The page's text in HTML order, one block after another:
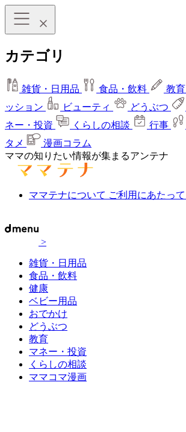
カテゴリ
雑貨・日用品 食品・飲料 教育
ッション
ビューティ どうぶつ
ネー・投資
くらしの相談 行事
タメ
漫画コラム
ママの知りたい情報が集まるアンテナ
ママテナについて ご利用にあたって
>
雑貨・日用品
食品・飲料
健康
ベビー用品
おでかけ
どうぶつ
教育
マネー・投資
くらしの相談
ママコマ漫画